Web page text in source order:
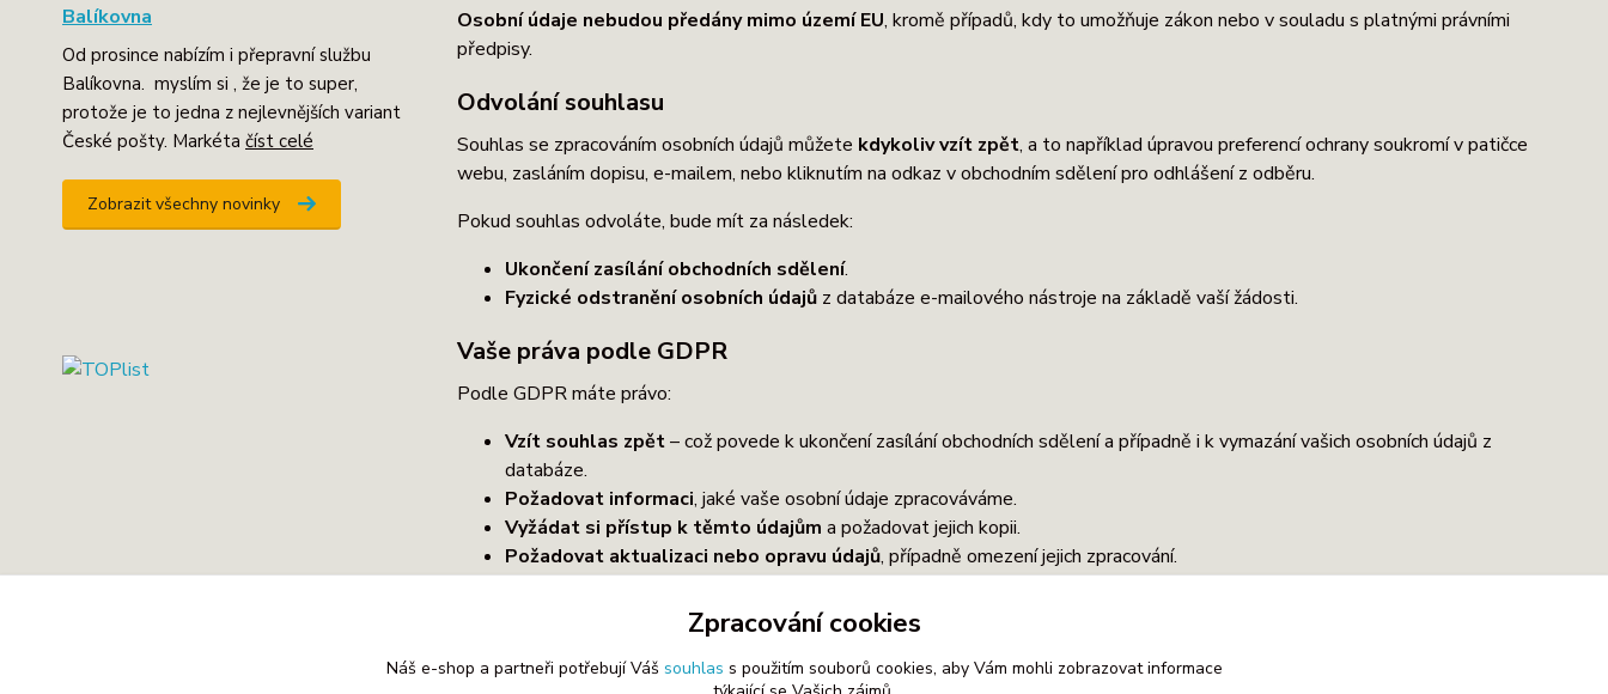
Balíkovna
Od prosince nabízím i přepravní službu
Balíkovna. myslím si , že je to super,
protože je to jedna z nejlevnějších variant
České pošty. Markéta číst celé
Zobrazit všechny novinky
Osobní údaje nebudou předány mimo území EU, kromě případů, kdy to umožňuje zákon nebo v souladu s platnými právními
předpisy.
Odvolání souhlasu
Souhlas se zpracováním osobních údajů můžete kdykoliv vzít zpět, a to například úpravou preferencí ochrany soukromí v patičce
webu, zasláním dopisu, e-mailem, nebo kliknutím na odkaz v obchodním sdělení pro odhlášení z odběru.
Pokud souhlas odvoláte, bude mít za následek:
Ukončení zasílání obchodních sdělení.
Fyzické odstranění osobních údajůz databáze e-mailového nástroje na základě vaší žádosti.
Vaše práva podle GDPR
Podle GDPR máte právo:
Vzít souhlas zpět– což povede k ukončení zasílání obchodních sdělení a případně i k vymazání vašich osobních údajů z
databáze.
Požadovat informaci, jaké vaše osobní údaje zpracováváme.
Vyžádat si přístup k těmto údajům a požadovat jejich kopii.
Požadovat aktualizaci nebo opravu údajů, případně omezení jejich zpracování.
Na přenositelnost údajů, pokud se jedná o automatizované zpracování na základě souhlasu nebo smlouvy.
vašich osobních údajů.
Na účinnou soudní ochranu, pokud máte za to, že vaše práva podle GDPR byla porušena.
Zpracování cookies
Náš e-shop a partneři potřebují Váš souhlas s použitím souborů cookies, aby Vám mohli zobrazovat informace